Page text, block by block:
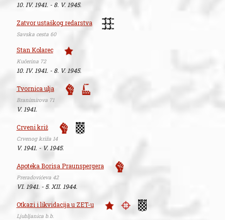
10. IV. 1941. - 8. V. 1945.
Zatvor ustaškog redarstva
Savska cesta 60
Stan Kolarec
Kučerina 72
10. IV. 1941. - 8. V. 1945.
Tvornica ulja
Branimirova 71
V. 1941.
Crveni križ
Crvenog križa 14
V. 1941. - V. 1945.
Apoteka Borisa Praunspergera
Preradovićeva 42
VI. 1941. - 5. XII. 1944.
Otkazi i likvidacija u ZET-u
Ljubljanica b.b.